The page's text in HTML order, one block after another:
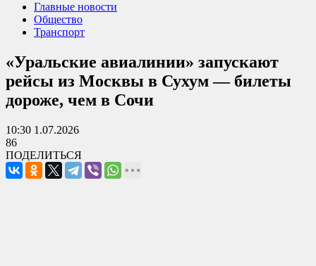
Главные новости
Общество
Транспорт
«Уральские авиалинии» запускают
рейсы из Москвы в Сухум — билеты
дороже, чем в Сочи
10:30 1.07.2026
86
ПОДЕЛИТЬСЯ